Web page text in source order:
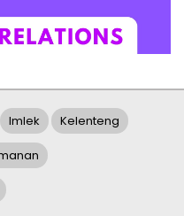
Imlek Kelenteng